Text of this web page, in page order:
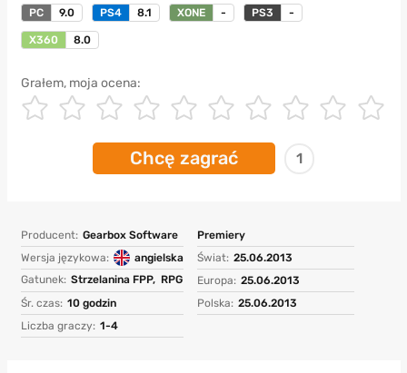
PC 9.0 PS4 8.1 XONE - PS3 -
X360 8.0
Grałem, moja ocena:
Chcę zagrać 1
Producent: Gearbox Software
Wersja językowa:
angielska
Gatunek: Strzelanina FPP, RPG
Śr. czas: 10 godzin
Liczba graczy: 1-4
Premiery
Świat: 25.06.2013
Europa: 25.06.2013
Polska: 25.06.2013